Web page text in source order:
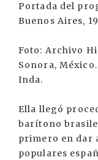
Portada del
Buenos Aires,
Foto: Archivo
Sonora,
Inda.
Ella llegó
barítono
primero en dar
populares